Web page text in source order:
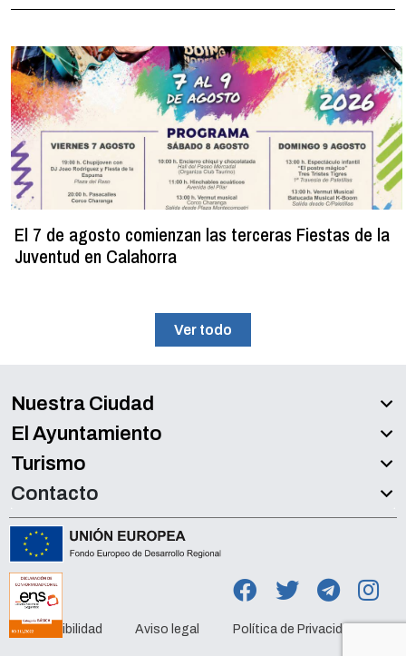
El 7 de agosto comienzan las terceras Fiestas de la
Juventud en Calahorra
Ver todo
Nuestra Ciudad
El Ayuntamiento
Turismo
Contacto
Accesibilidad Aviso legal Política de Privacidad